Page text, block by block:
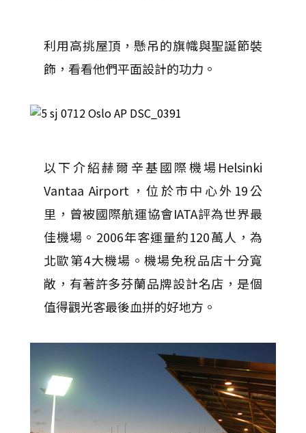
利用高挑屋頂，懸吊的旗幟與聖誕節裝
飾，看看他們平面設計的功力。
以下介紹赫爾辛基國際機場Helsinki
Vantaa Airport，位於市中心外19公
里，曾被國際航運協會IATA評為世界最
佳機場。2006年客運量約120萬人，為
北歐第4大機場。機場免稅品店十分寬
敞，有著許多芬蘭品牌設計名店，是個
值得觀光客最後血拼的好地方。